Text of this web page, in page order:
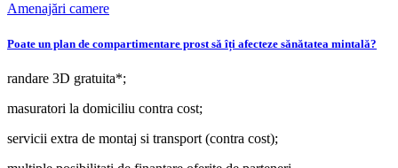
Amenajări camere
Poate un plan de compartimentare prost să îți afecteze sănătatea mintală?
randare 3D gratuita*;
masuratori la domiciliu contra cost;
servicii extra de montaj si transport (contra cost);